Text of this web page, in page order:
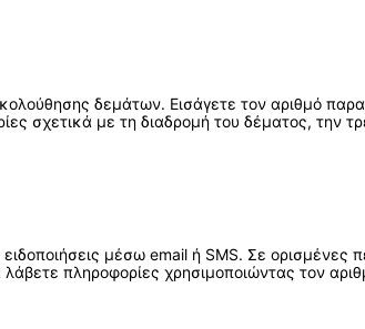
δεμάτων. Εισάγετε τον αριθμό
σχετικά με τη διαδρομή του δέματος, την
μέσω email ή SMS. Σε ορισμένες
πληροφορίες χρησιμοποιώντας τον